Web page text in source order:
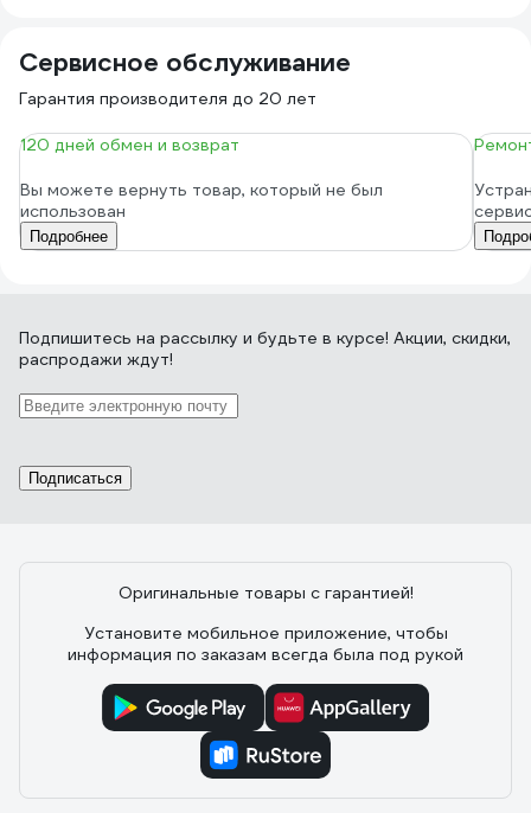
Сервисное обслуживание
Гарантия производителя до 20 лет
120 дней обмен и возврат
Вы можете вернуть товар, который не был
использован
Подробнее
Подпишитесь на рассылку и будьте в курсе! Акции, скидки,
распродажи ждут!
Подписаться
Оригинальные товары с гарантией!
Установите мобильное приложение, чтобы
информация по заказам всегда была под рукой